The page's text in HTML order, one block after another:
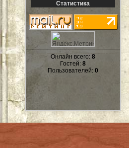
Статистика
Онлайн всего: 8
Гостей: 8
Пользователей: 0